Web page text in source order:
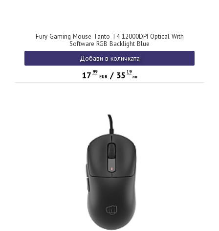
Fury Gaming Mouse Tanto T4 12000DPI Optical With
Software RGB Backlight Blue
Добави в количката
17 99
EUR / 35 19
лв